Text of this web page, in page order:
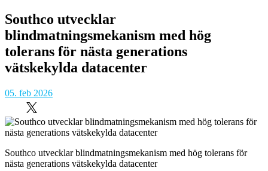
Southco utvecklar
blindmatningsmekanism med hög
tolerans för nästa generations
vätskekylda datacenter
05. feb 2026
Southco utvecklar blindmatningsmekanism med hög tolerans för
nästa generations vätskekylda datacenter